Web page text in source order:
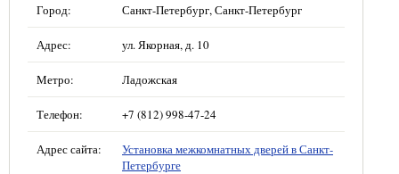
Город: Санкт-Петербург, Санкт-Петербург
Адрес: ул. Якорная, д. 10
Метро: Ладожская
Телефон: +7 (812) 998-47-24
Адрес сайта:
Установка межкомнатных дверей в Санкт-
Петербурге